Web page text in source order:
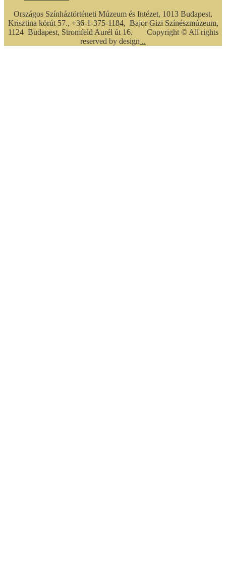
Országos Színháztörténeti Múzeum és Intézet, 1013 Budapest,
Krisztina körút 57., +36-1-375-1184, Bajor Gizi Színészmúzeum,
1124 Budapest, Stromfeld Aurél út 16. Copyright © All rights
reserved by design ..